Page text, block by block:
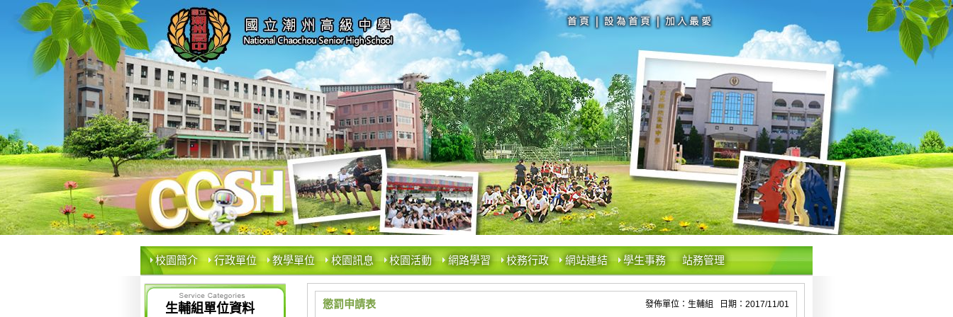
校園簡介 行政單位 教學單位 校園訊息 校園活動 網路學習 校務行政 網站連結 學生事務 站務管理
生輔組單位資料 懲罰申請表 發佈單位：生輔組 日期：2017/11/01